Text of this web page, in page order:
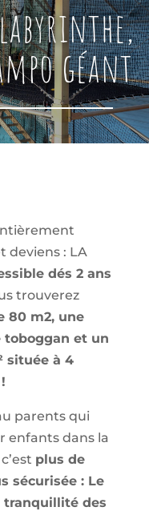
géant
deviens : LA
dés 2 ans
trouverez
80 m2, une
et un
située à 4
parents qui
enfants dans la
plus de
sécurisée : Le
tranquillité des